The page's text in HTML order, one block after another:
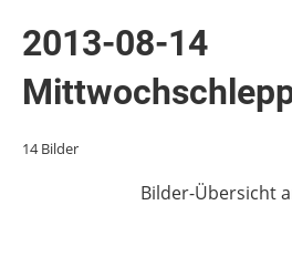
2013-08-14
14 Bilder
Bilder-Übersicht